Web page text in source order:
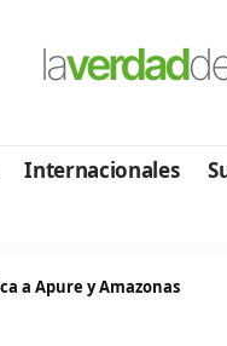
Internacionales
a Apure y Amazonas